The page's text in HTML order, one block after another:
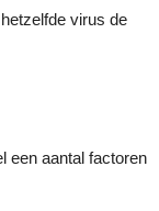
virus de
een aantal factoren